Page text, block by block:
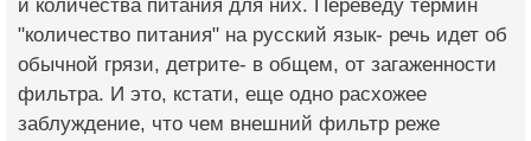
и количества питания для них. Переведу термин
"количество питания" на русский язык- речь идет об
обычной грязи, детрите- в общем, от загаженности
фильтра. И это, кстати, еще одно расхожее
заблуждение, что чем внешний фильтр реже